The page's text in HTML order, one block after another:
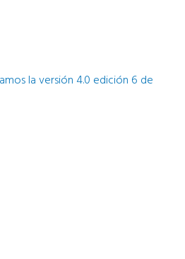
la versión 4.0 edición 6 de